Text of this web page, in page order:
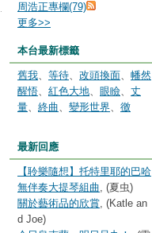
周浩正專欄(79)
更多>>
本台最新標籤
舊我、 等待、 改頭換面、 幡然
醒悟、 紅色大地、 眼瞼、 丈
量、 終曲、 變形世界、 徼
最新回應
【聆樂隨想】托特里耶的巴哈
無伴奏大提琴組曲, (夏虫)
關於藝術品的欣賞, (Katle an
d Joe)